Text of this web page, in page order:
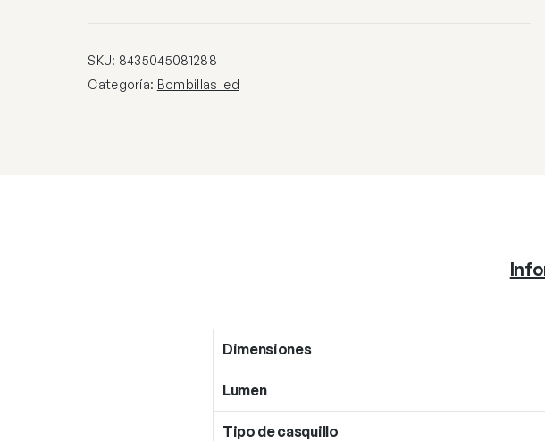
LED
6W
SKU: 8435045081288
Categoría: Bombillas led
Dimensiones
Lumen
Tipo de casquillo